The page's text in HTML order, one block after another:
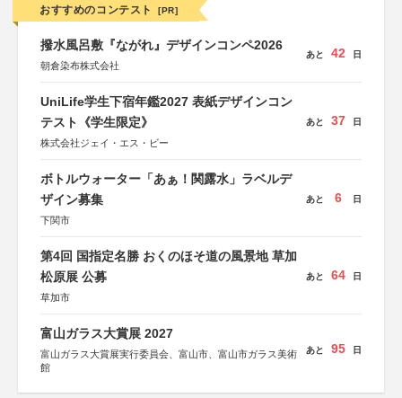
おすすめのコンテスト [PR]
撥水風呂敷『ながれ』デザインコンペ2026
朝倉染布株式会社
あと 42 日
UniLife学生下宿年鑑2027 表紙デザインコン
テスト《学生限定》
株式会社ジェイ・エス・ビー
あと 37 日
ボトルウォーター「あぁ！関露水」ラベルデ
ザイン募集
下関市
あと 6 日
第4回 国指定名勝 おくのほそ道の風景地 草加
松原展 公募
草加市
あと 64 日
富山ガラス大賞展 2027
富山ガラス大賞展実行委員会、富山市、富山市ガラス美術
館
あと 95 日